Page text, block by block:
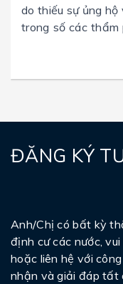
do thiếu sự ủng
trong số các thẩm
phán đã công
ĐĂNG KÝ
Anh/Chị có bất kỳ
định cư các nước,
hoặc liên hệ với
nhận và giải đáp tất